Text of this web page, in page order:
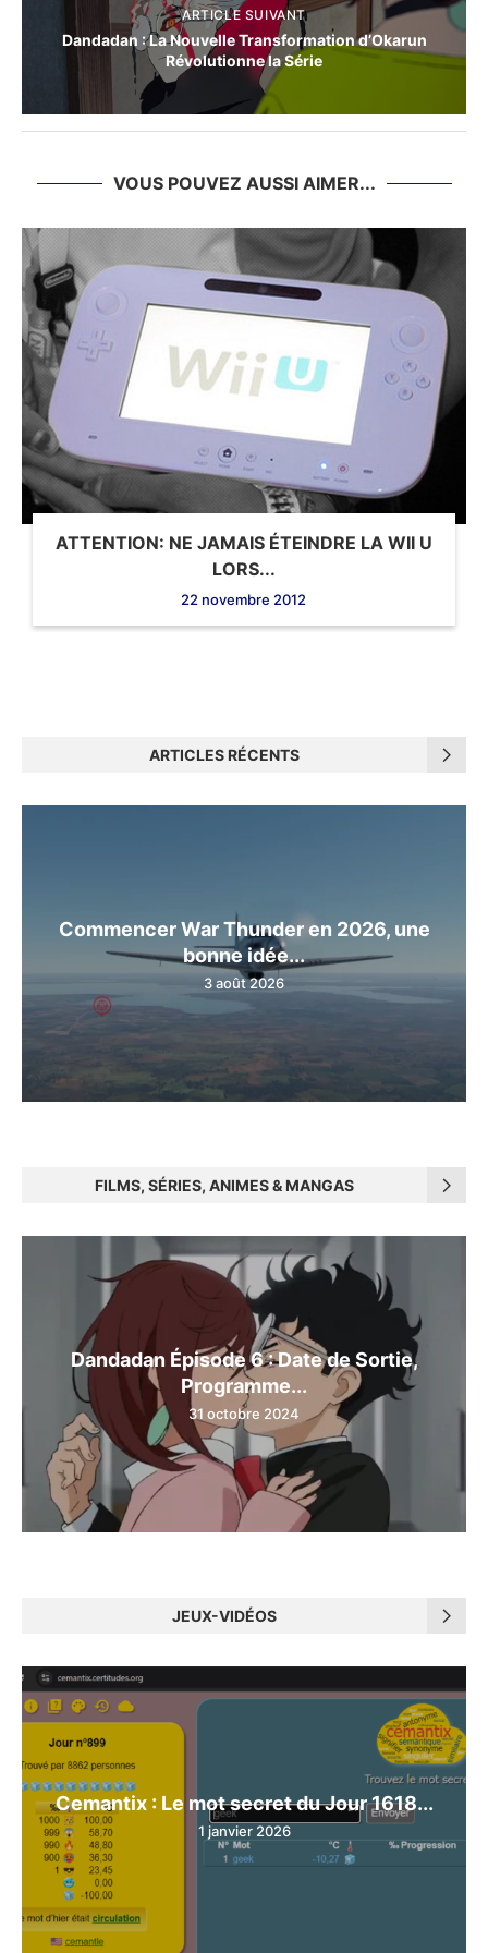
ARTICLE SUIVANT
Dandadan : La Nouvelle Transformation d’Okarun
Révolutionne la Série
VOUS POUVEZ AUSSI AIMER...
ATTENTION: NE JAMAIS ÉTEINDRE LA WII U
LORS...
22 novembre 2012
ARTICLES RÉCENTS
Commencer War Thunder en 2026, une
bonne idée...
3 août 2026
FILMS, SÉRIES, ANIMES & MANGAS
Dandadan Épisode 6 : Date de Sortie,
Programme...
31 octobre 2024
JEUX-VIDÉOS
Cemantix : Le mot secret du Jour 1618...
1 janvier 2026